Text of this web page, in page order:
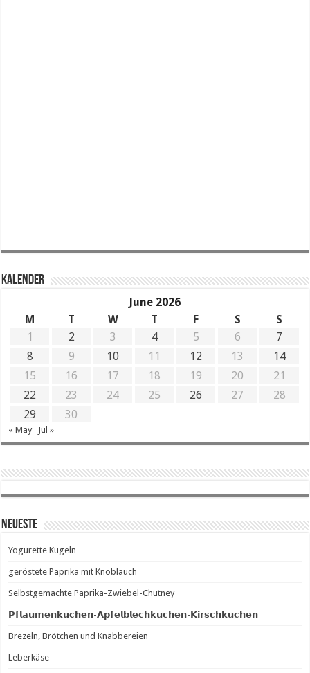
KALENDER
June 2026
M
T W T F S
S
1
2 3 4 5 6
7
8
9 10 11 12 13
14
15
16 17 18 19 20
21
22
23 24 25 26 27
28
29
30
« May Jul »
Neueste
Yogurette Kugeln
geröstete Paprika mit Knoblauch
Selbstgemachte Paprika-Zwiebel-Chutney
𝗣𝗳𝗹𝗮𝘂𝗺𝗲𝗻𝗸𝘂𝗰𝗵𝗲𝗻-𝗔𝗽𝗳𝗲𝗹𝗯𝗹𝗲𝗰𝗵𝗸𝘂𝗰𝗵𝗲𝗻-𝗞𝗶𝗿𝘀𝗰𝗵𝗸𝘂𝗰𝗵𝗲𝗻
Brezeln, Brötchen und Knabbereien
Leberkäse